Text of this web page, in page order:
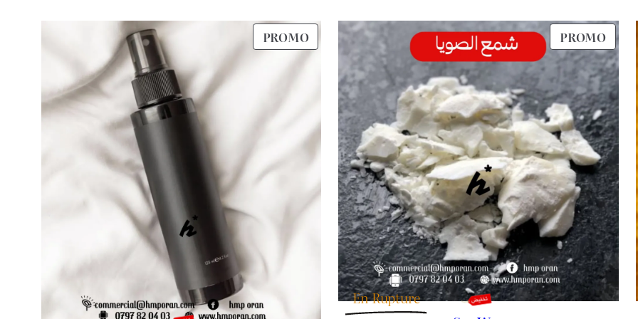
د.ج 50.
د.ج 45.
PROMOPRODUIT
EN
PROMOTION
PROMO
EN
En Rupture